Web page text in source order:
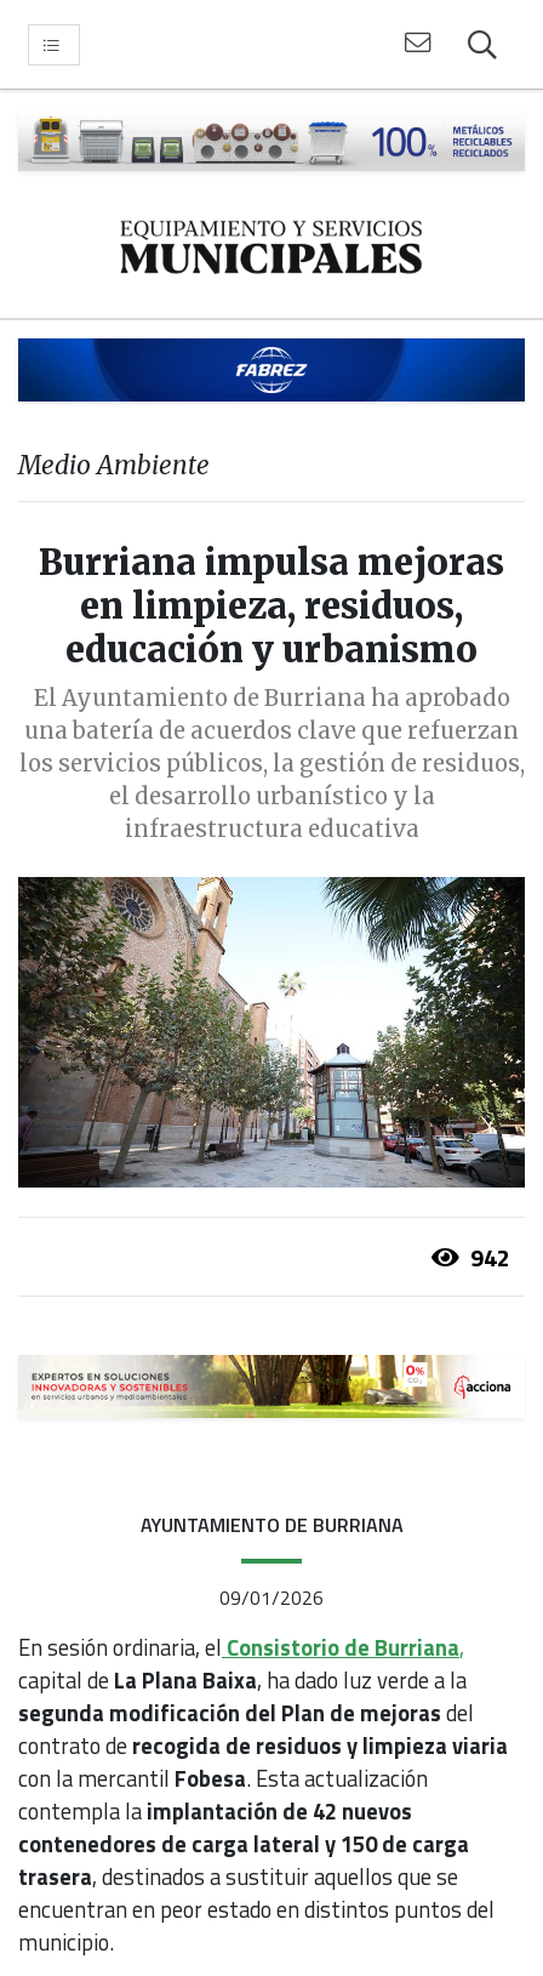
Medio Ambiente
Burriana impulsa mejoras
en limpieza, residuos,
educación y urbanismo
El Ayuntamiento de Burriana ha aprobado
una batería de acuerdos clave que refuerzan
los servicios públicos, la gestión de residuos,
el desarrollo urbanístico y la
infraestructura educativa
942
AYUNTAMIENTO DE BURRIANA
09/01/2026
En sesión ordinaria, el Consistorio de Burriana,
capital deLa Plana Baixa, ha dado luz verde a la
segunda modificación del Plan de mejorasdel
contrato derecogida de residuos y limpieza viaria
con la mercantil Fobesa. Esta actualización
contempla laimplantación de 42 nuevos
contenedores de carga lateral y 150 de carga
trasera, destinados a sustituir aquellos que se
encuentran en peor estado en distintos puntos del
municipio.